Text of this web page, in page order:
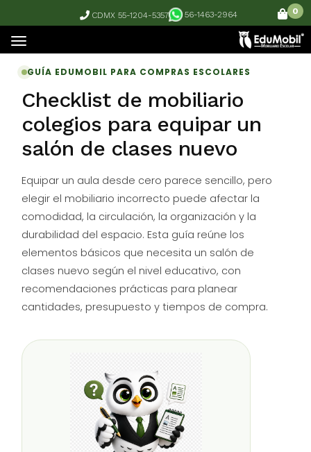
CDMX 55-1204-5357 56-1463-2964 0
GUÍA EDUMOBIL PARA COMPRAS ESCOLARES
Checklist de mobiliario
colegios para equipar un
salón de clases nuevo
Equipar un aula desde cero parece sencillo, pero
elegir el mobiliario incorrecto puede afectar la
comodidad, la circulación, la organización y la
durabilidad del espacio. Esta guía reúne los
elementos básicos que necesita un salón de
clases nuevo según el nivel educativo, con
recomendaciones prácticas para planear
cantidades, presupuesto y tiempos de compra.